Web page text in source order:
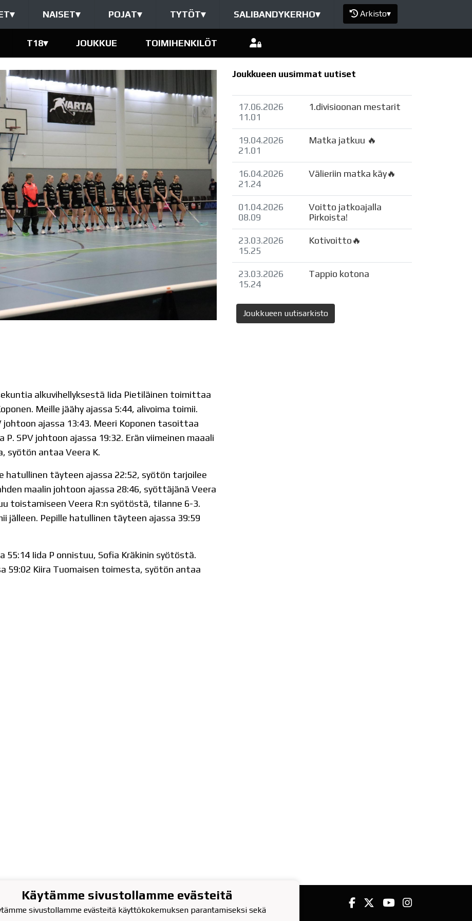
▾ NAISET▾ POJAT▾ TYTÖT▾ SALIBANDYKERHO▾ Arkisto▾
T18▾ JOUKKUE TOIMIHENKILÖT
alkuvihellyksestä Iida Pietiläinen toimittaa
Meille jäähy ajassa 5:44, alivoima toimii.
ajassa 13:43. Meeri Koponen tasoittaa
SPV johtoon ajassa 19:32. Erän viimeinen maaali
syötön antaa Veera K.
hatullinen täyteen ajassa 22:52, syötön tarjoilee
maalin johtoon ajassa 28:46, syöttäjänä Veera
toistamiseen Veera R:n syötöstä, tilanne 6-3.
jälleen. Pepille hatullinen täyteen ajassa 39:59
55:14 Iida P onnistuu, Sofia Kräkinin syötöstä.
59:02 Kiira Tuomaisen toimesta, syötön antaa
Joukkueen uusimmat uutiset
17.06.2026
11.01
1.divisioonan mestarit
19.04.2026
21.01
Matka jatkuu 🔥
16.04.2026
21.24
Välieriin matka käy🔥
01.04.2026
08.09
Voitto jatkoajalla
Pirkoista!
23.03.2026
15.25
Kotivoitto🔥
23.03.2026
15.24
Tappio kotona
Joukkueen uutisarkisto
13, 2.krs
VARKAUS
Käytämme sivustollamme evästeitä
sivustollamme evästeitä käyttökokemuksen parantamiseksi sekä